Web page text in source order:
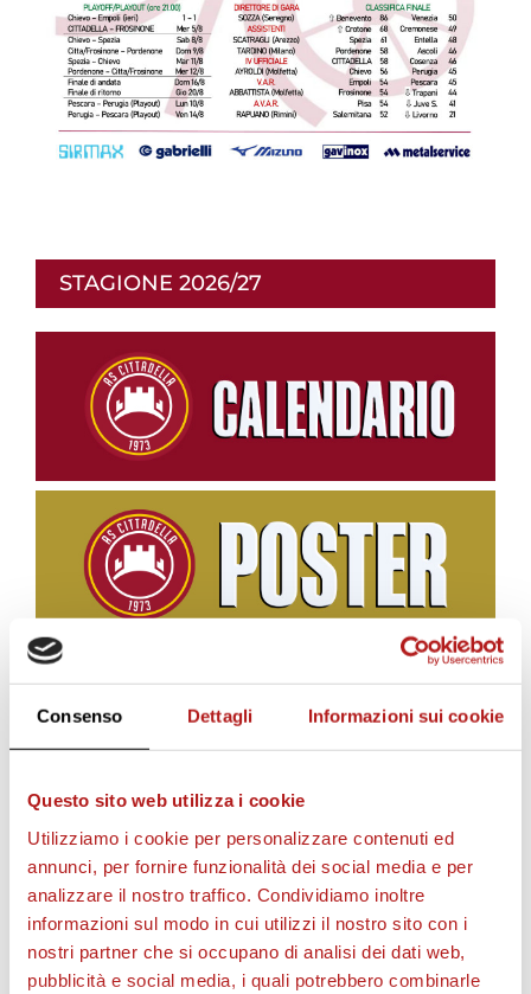
Consenso Dettagli Informazioni sui cookie
Questo sito web utilizza i cookie
Utilizziamo i cookie per personalizzare contenuti ed
annunci, per fornire funzionalità dei social media e per
analizzare il nostro traffico. Condividiamo inoltre
informazioni sul modo in cui utilizzi il nostro sito con i
nostri partner che si occupano di analisi dei dati web,
pubblicità e social media, i quali potrebbero combinarle
STAGIONE 2026/27
BIGLIETTI